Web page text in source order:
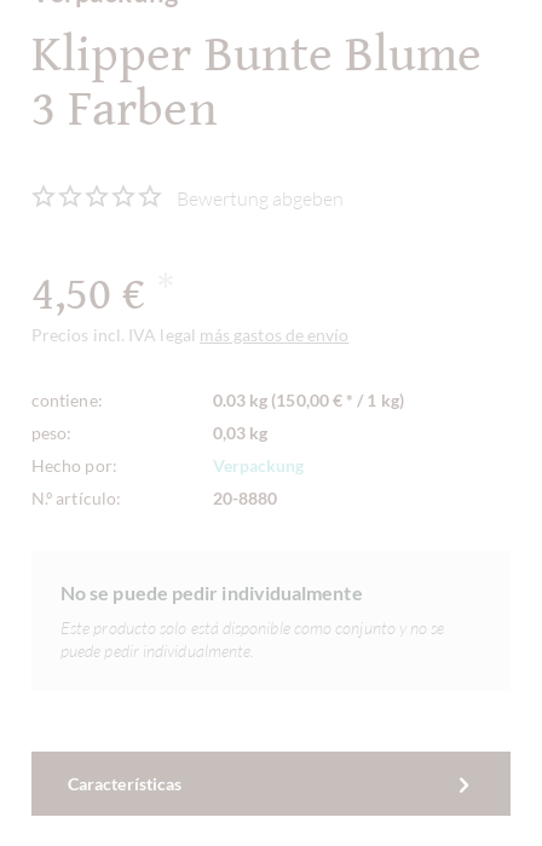
Klipper Bunte Blume
3 Farben
Bewertung abgeben
4,50 €
Precios incl. IVA legal más gastos de envío
contiene:
0.03 kg (150,00 € * / 1 kg)
peso:
0,03 kg
Hecho por:
Verpackung
N.º artículo:
20-8880
No se puede pedir individualmente
Este producto solo está disponible como conjunto y no se
puede pedir individualmente.
Características